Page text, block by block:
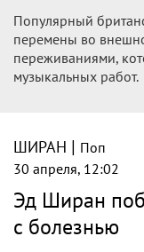
Популярный
перемены во
переживаниями,
музыкальных работ.
ШИРАН | Поп
30 апреля, 12:02
Эд Ширан
с болезнью